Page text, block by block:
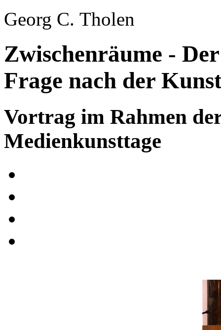
Georg C. Tholen
Zwischenräume -
Frage nach der
Vortrag im Rahmen
Medienkunsttage